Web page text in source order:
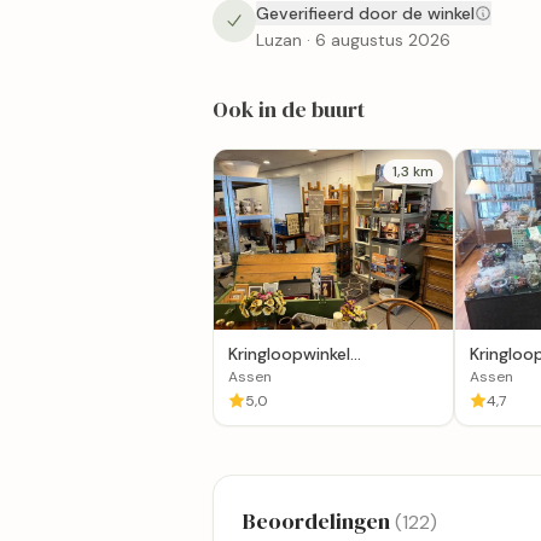
Geverifieerd door de winkel
Luzan · 6 augustus 2026
Ook in de buurt
1,3 km
Kringloopwinkel
Loodsverkoop
Assen
5,0
Assen
4,7
Beoordelingen(122)